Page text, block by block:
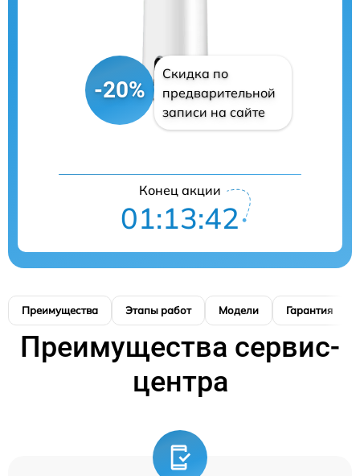
-20%
Скидка по
предварительной
записи на сайте
Конец акции
01:13:41
Преимущества Этапы работ Модели Гарантия
Преимущества сервис-
центра